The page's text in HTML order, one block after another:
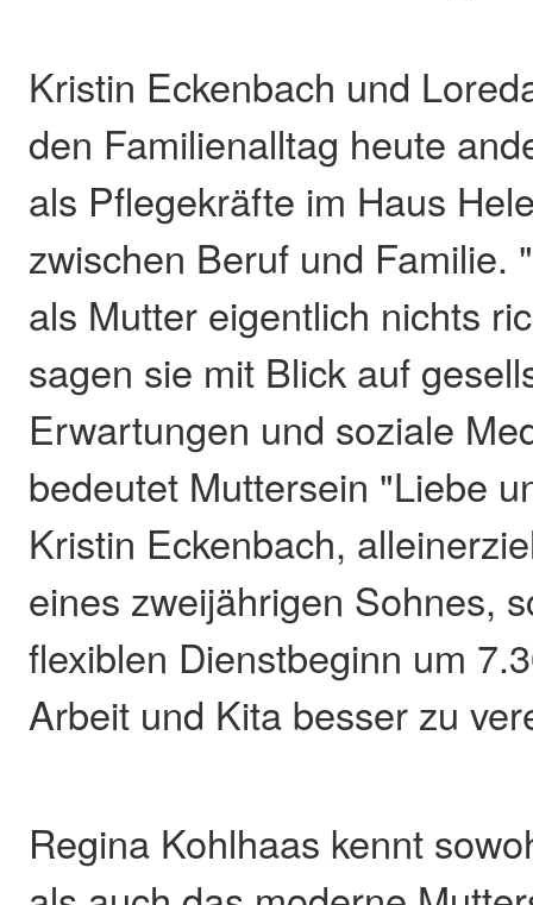
Kristin Eckenbach und
den Familienalltag heute
als Pflegekräfte im Haus
zwischen Beruf und Familie.
als Mutter eigentlich nichts
sagen sie mit Blick auf
Erwartungen und soziale
bedeutet Muttersein "Liebe
Kristin Eckenbach,
eines zweijährigen Sohnes,
flexiblen Dienstbeginn um
Arbeit und Kita besser zu
Regina Kohlhaas kennt